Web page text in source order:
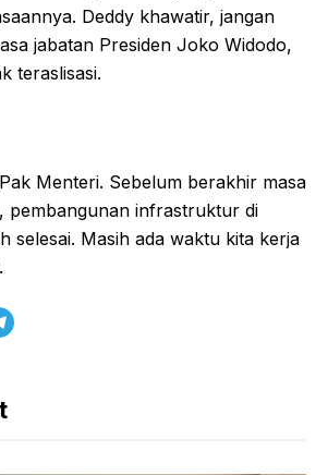
Deddy khawatir, jangan
jabatan Presiden Joko Widodo,
teraslisasi.
Menteri. Sebelum berakhir masa
pembangunan infrastruktur di
selesai. Masih ada waktu kita kerja